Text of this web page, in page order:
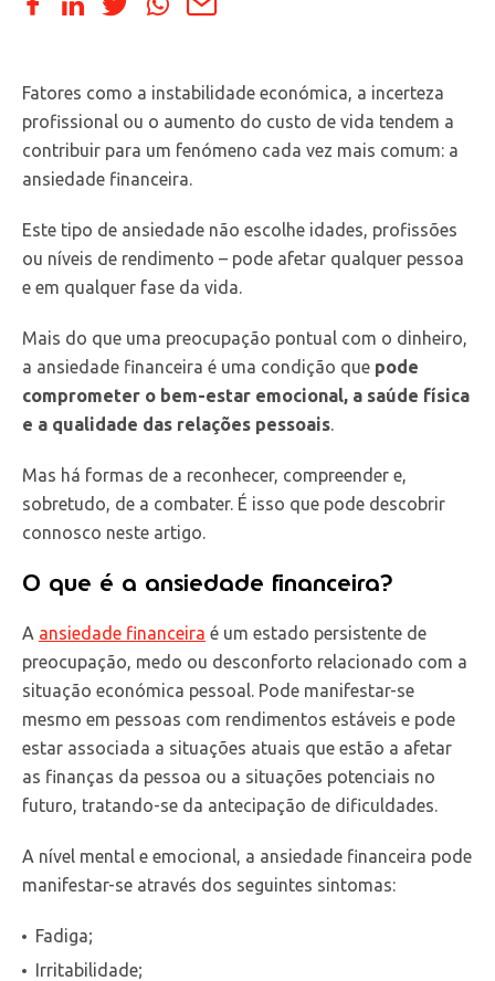
Fatores como a instabilidade económica, a incerteza
profissional ou o aumento do custo de vida tendem a
contribuir para um fenómeno cada vez mais comum: a
ansiedade financeira.
Este tipo de ansiedade não escolhe idades, profissões
ou níveis de rendimento – pode afetar qualquer pessoa
e em qualquer fase da vida.
Mais do que uma preocupação pontual com o dinheiro,
a ansiedade financeira é uma condição que pode
comprometer o bem-estar emocional, a saúde física
e a qualidade das relações pessoais
Mas há formas de a reconhecer, compreender e,
sobretudo, de a combater. É isso que pode descobrir
connosco neste artigo.
O que é a ansiedade financeira?
A ansiedade financeira é um estado persistente de
preocupação, medo ou desconforto relacionado com a
situação económica pessoal. Pode manifestar-se
mesmo em pessoas com rendimentos estáveis e pode
estar associada a situações atuais que estão a afetar
as finanças da pessoa ou a situações potenciais no
futuro, tratando-se da antecipação de dificuldades.
A nível mental e emocional, a ansiedade financeira pode
manifestar-se através dos seguintes sintomas:
Fadiga;
Irritabilidade;